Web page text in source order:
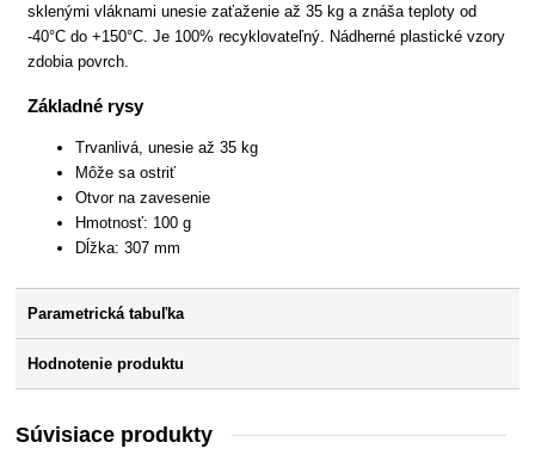
sklenými vláknami unesie zaťaženie až 35 kg a znáša teploty od
-40°C do +150°C. Je 100% recyklovateľný. Nádherné plastické vzory
zdobia povrch.
Základné rysy
Trvanlivá, unesie až 35 kg
Môže sa ostriť
Otvor na zavesenie
Hmotnosť: 100 g
Dĺžka: 307 mm
Parametrická tabuľka
Hodnotenie produktu
Súvisiace produkty